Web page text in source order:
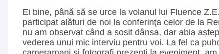
Ei bine, până să se urce la volanul lui Fluence
participat alături de noi la conferinţa celor de la
nu am observat când a sosit dânsa, dar abia
vederea unui mic interviu pentru voi. La fel ca